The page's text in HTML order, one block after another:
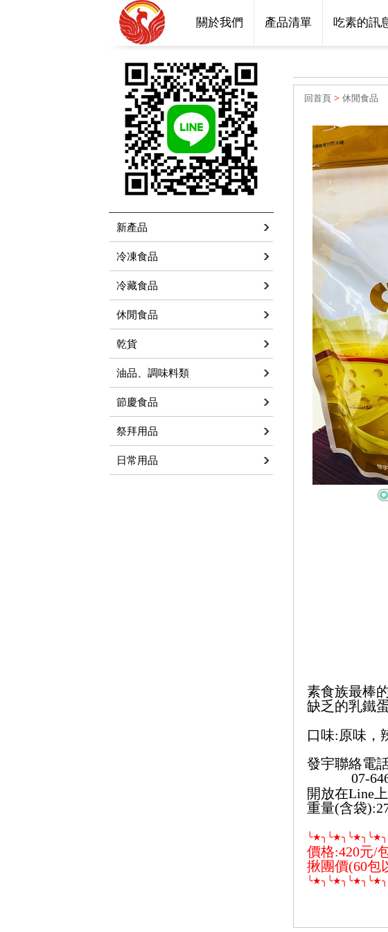
關於我們 產品清單 吃素的訊
新產品
冷凍食品
冷藏食品
休閒食品
乾貨
油品、調味料類
節慶食品
祭拜用品
日常用品
回首頁 > 休閒食品
素食族最棒
缺乏的乳鐵
口味:原味，
發宇聯絡電
07-
開放在Line
重量(含袋
價格:420元/
揪團價(60包